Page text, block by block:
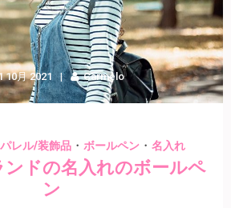
10月 2021 Carmelo
レル/装飾品 ・ ボールペン ・ 名入れ
ンドの名入れのボールペ
ン